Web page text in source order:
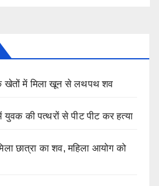
खेतों में मिला खून से लथपथ शव
युवक की पत्थरों से पीट पीट कर हत्या
छात्रा का शव, महिला आयोग को